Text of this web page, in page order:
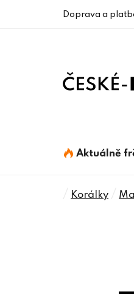
Doprava a
Aktuálně
Domů
Korálky